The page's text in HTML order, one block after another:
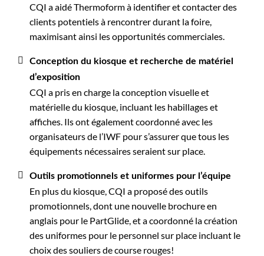
CQI a aidé Thermoform à identifier et contacter des
clients potentiels à rencontrer durant la foire,
maximisant ainsi les opportunités commerciales.
Conception du kiosque et recherche de matériel
d’exposition
CQI a pris en charge la conception visuelle et
matérielle du kiosque, incluant les habillages et
affiches. Ils ont également coordonné avec les
organisateurs de l’IWF pour s’assurer que tous les
équipements nécessaires seraient sur place.
Outils promotionnels et uniformes pour l’équipe
En plus du kiosque, CQI a proposé des outils
promotionnels, dont une nouvelle brochure en
anglais pour le PartGlide, et a coordonné la création
des uniformes pour le personnel sur place incluant le
choix des souliers de course rouges!